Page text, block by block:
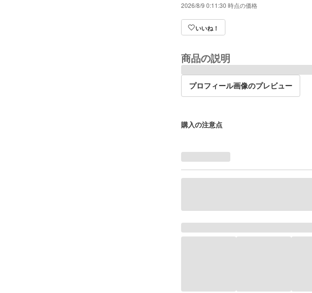
2026/8/9 0:11:30 時点の価格
いいね！
商品の説明
プロフィール画像のプレビュー
購入の注意点